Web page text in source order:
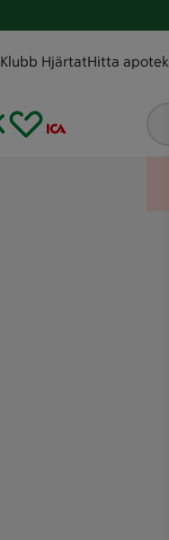
Klubb HjärtatHitta apotek